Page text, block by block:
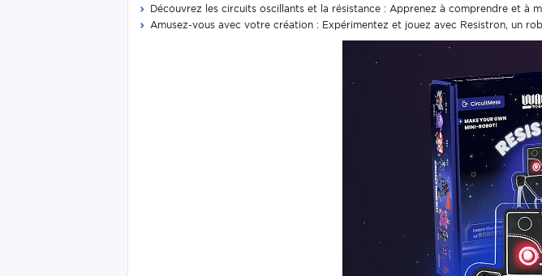
Découvrez les circuits oscillants et la résistance : Apprenez à comprendre et à
Amusez-vous avec votre création : Expérimentez et jouez avec Resistron, un